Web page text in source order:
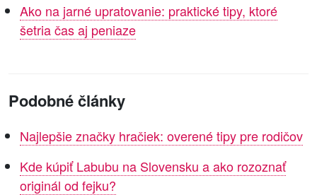
Ako na jarné upratovanie: praktické tipy, ktoré
šetria čas aj peniaze
Podobné články
Najlepšie značky hračiek: overené tipy pre rodičov
Kde kúpiť Labubu na Slovensku a ako rozoznať
originál od fejku?